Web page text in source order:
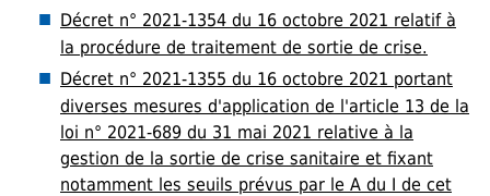
Décret n° 2021-1354 du 16 octobre 2021 relatif à
la procédure de traitement de sortie de crise.
Décret n° 2021-1355 du 16 octobre 2021 portant
diverses mesures d'application de l'article 13 de la
loi n° 2021-689 du 31 mai 2021 relative à la
gestion de la sortie de crise sanitaire et fixant
notamment les seuils prévus par le A du I de cet